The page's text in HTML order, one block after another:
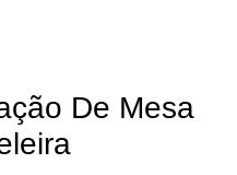
De Mesa